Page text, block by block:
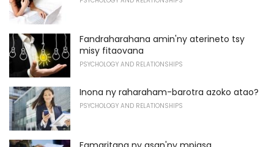
Fandraharahana amin'ny aterineto tsy
misy fitaovana
PSYCHOLOGY AND RELATIONSHIPS
Inona ny raharaham-barotra azoko atao?
PSYCHOLOGY AND RELATIONSHIPS